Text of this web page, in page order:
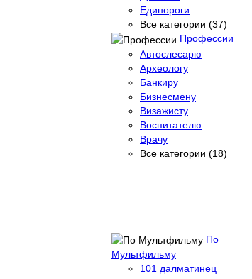
Единороги
Все категории (37)
Профессии
Автослесарю
Археологу
Банкиру
Бизнесмену
Визажисту
Воспитателю
Врачу
Все категории (18)
По
Мультфильму
101 далматинец